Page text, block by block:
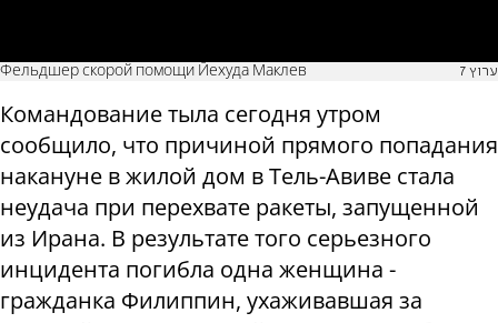
Фельдшер скорой помощи Йехуда Маклев ערוץ 7
Командование тыла сегодня утром
сообщило, что причиной прямого попадания
накануне в жилой дом в Тель-Авиве стала
неудача при перехвате ракеты, запущенной
из Ирана. В результате того серьезного
инцидента погибла одна женщина -
гражданка Филиппин, ухаживавшая за